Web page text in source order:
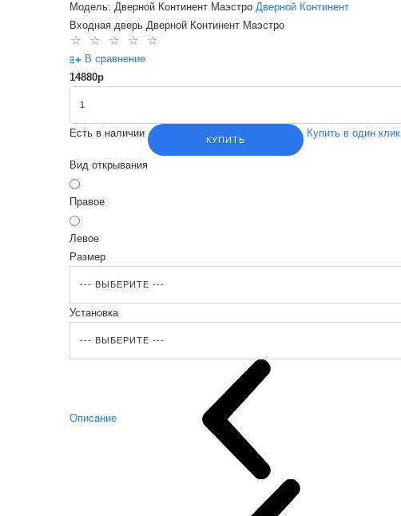
Модель: Дверной Континент Маэстро Дверной Континент
Входная дверь Дверной Континент Маэстро
В сравнение
14880p
Есть в наличии
КУПИТЬ
Купить в один клик
Вид открывания
Правое
Левое
Размер
Установка
Описание